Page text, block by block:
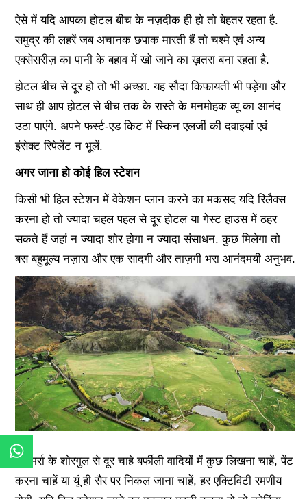
ऐसे में यदि आपका होटल बीच के नज़दीक ही हो तो बेहतर रहता है.
समुद्र की लहरें जब अचानक छपाक मारती हैं तो चश्मे एवं अन्य
एक्सेसरीज़ का पानी के बहाव में खो जाने का ख़तरा बना रहता है.
होटल बीच से दूर हो तो भी अच्छा. यह सौदा किफायती भी पड़ेगा और
साथ ही आप होटल से बीच तक के रास्ते के मनमोहक व्यू का आनंद
उठा पाएंगे. अपने फर्स्ट-एड किट में स्किन एलर्जी की दवाइयां एवं
इंसेक्ट रिपेलेंट न भूलें.
अगर जाना हो कोई हिल स्टेशन
किसी भी हिल स्टेशन में वेकेशन प्लान करने का मकसद यदि रिलैक्स
करना हो तो ज्यादा चहल पहल से दूर होटल या गेस्ट हाउस में ठहर
सकते हैं जहां न ज्यादा शोर होगा न ज्यादा संसाधन. कुछ मिलेगा तो
बस बहुमूल्य नज़ारा और एक सादगी और ताज़गी भरा आनंदमयी अनुभव.
रोज़मर्रा के शोरगुल से दूर चाहे बर्फीली वादियों में कुछ लिखना चाहें, पेंट
करना चाहें या यूं ही सैर पर निकल जाना चाहें, हर एक्टिविटी रमणीय